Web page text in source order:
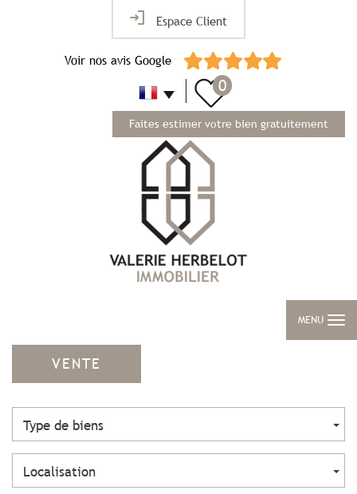
Espace Client
Voir nos avis Google
Faites estimer votre bien gratuitement
0
MENU
VENTE
Type de biens
Localisation